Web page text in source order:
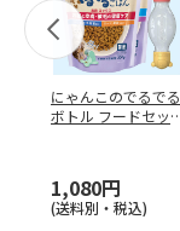
にゃんこのでるでる
ボトル フードセッ
1,080円
(送料別・税込)